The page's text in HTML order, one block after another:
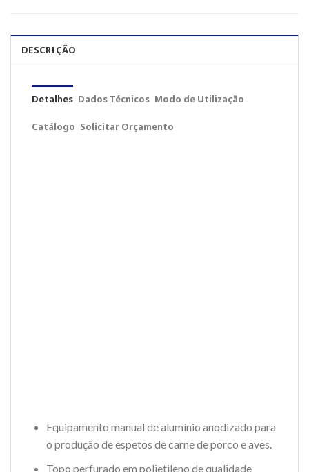
DESCRIÇÃO
Detalhes Dados Técnicos Modo de Utilização
Catálogo Solicitar Orçamento
Equipamento manual de alumínio anodizado para
o produção de espetos de carne de porco e aves.
Topo perfurado em polietileno de qualidade